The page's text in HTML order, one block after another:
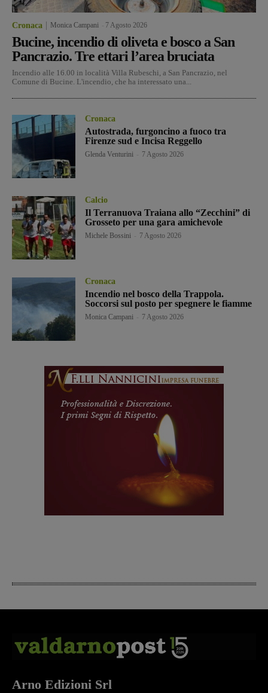
Cronaca Monica Campani 7 Agosto 2026
Bucine, incendio di oliveta e bosco a San
Pancrazio. Tre ettari l’area bruciata
Incendio alle 16.00 in località Villa Rubeschi, a San Pancrazio, nel
Comune di Bucine. L'incendio, che ha interessato una...
Cronaca
Autostrada, furgoncino a fuoco tra
Firenze sud e Incisa Reggello
Glenda Venturini 7 Agosto 2026
Calcio
Il Terranuova Traiana allo “Zecchini” di
Grosseto per una gara amichevole
Michele Bossini 7 Agosto 2026
Cronaca
Incendio nel bosco della Trappola.
Soccorsi sul posto per spegnere le fiamme
Monica Campani 7 Agosto 2026
Arno Edizioni Srl